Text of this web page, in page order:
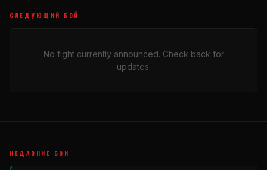
СЛЕДУЮЩИЙ БОЙ
No fight currently announced. Check back for
updates.
НЕДАВНИЕ БОИ